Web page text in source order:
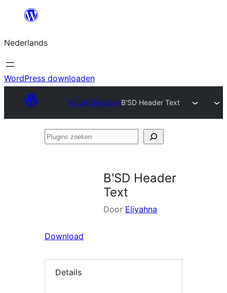
de
inhoud
Nederlands
WordPress downloaden
Plugin DirectoryB'SD Header Text
Plugins
B'SD Header
Text
Door Eliyahna
Download
Details